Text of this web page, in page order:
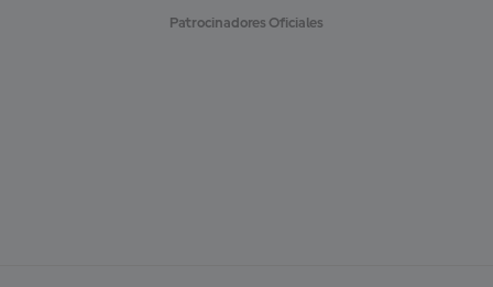
Patrocinadores Oficiales